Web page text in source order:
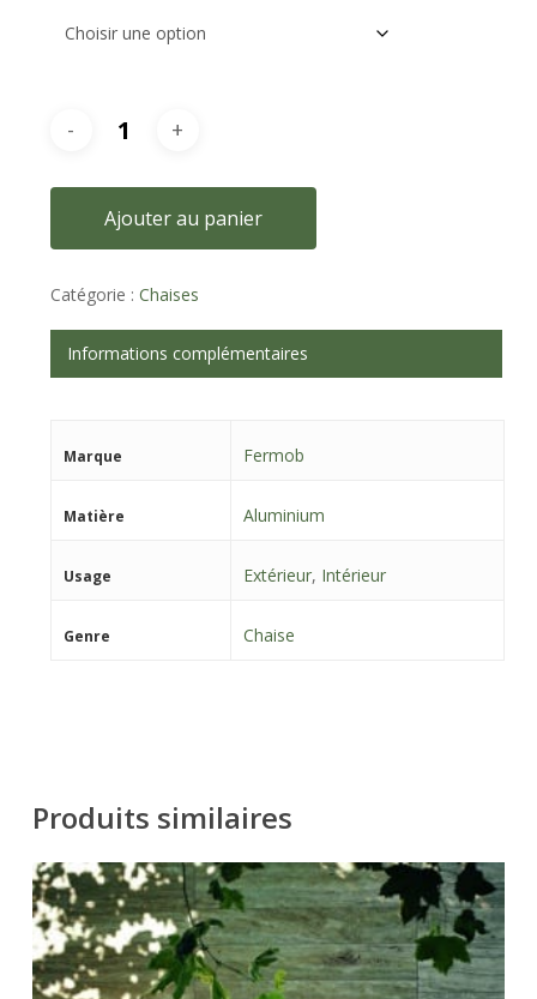
Ajouter au panier
Catégorie : Chaises
Informations complémentaires
Marque Fermob
Matière Aluminium
Usage Extérieur, Intérieur
Genre Chaise
Produits similaires